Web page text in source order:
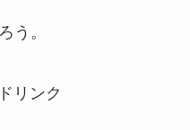
う。
リンク